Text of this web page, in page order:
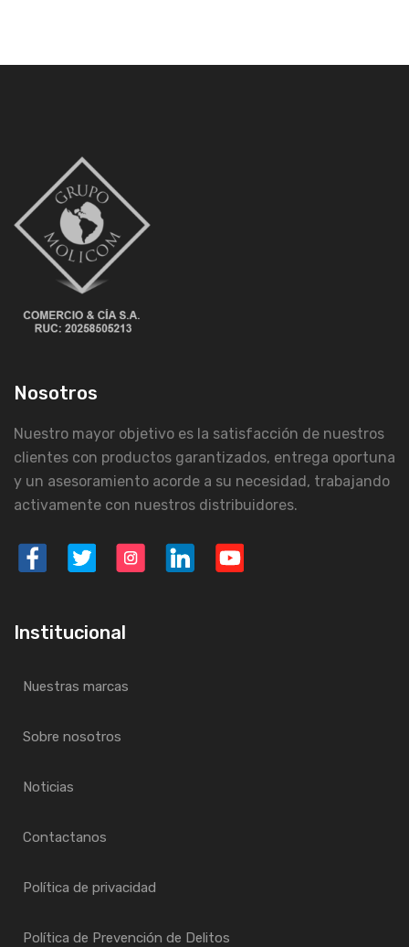
Nosotros
Nuestro mayor objetivo es la satisfacción de nuestros
clientes con productos garantizados, entrega oportuna
y un asesoramiento acorde a su necesidad, trabajando
activamente con nuestros distribuidores.
Institucional
Nuestras marcas
Sobre nosotros
Noticias
Contactanos
Política de privacidad
Política de Prevención de Delitos